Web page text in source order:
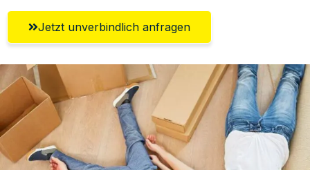
Jetzt unverbindlich anfragen